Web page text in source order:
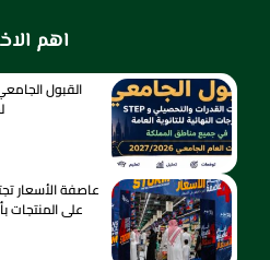
اهم
القبول
على المنتجات